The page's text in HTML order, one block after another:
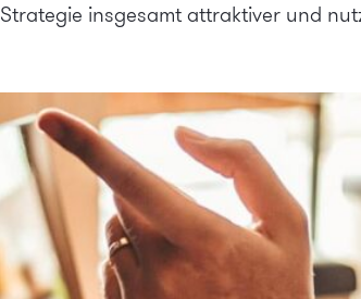
insgesamt attraktiver und